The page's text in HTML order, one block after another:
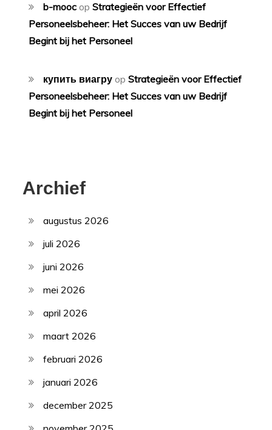
b-mooc opStrategieën voor Effectief
Personeelsbeheer: Het Succes van uw Bedrijf
Begint bij het Personeel
купить виагру opStrategieën voor Effectief
Personeelsbeheer: Het Succes van uw Bedrijf
Begint bij het Personeel
Archief
augustus 2026
juli 2026
juni 2026
mei 2026
april 2026
maart 2026
februari 2026
januari 2026
december 2025